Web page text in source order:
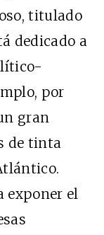
titulado
dedicado a
por
gran
de tinta
exponer el